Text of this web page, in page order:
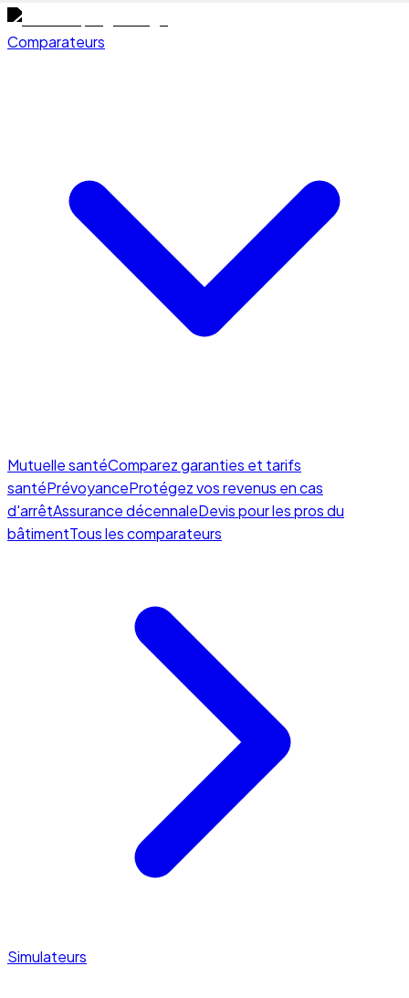
Comparateurs
Mutuelle santéComparez garanties et tarifs
santéPrévoyanceProtégez vos revenus en cas
d'arrêtAssurance décennaleDevis pour les pros du
bâtimentTous les comparateurs
Simulateurs